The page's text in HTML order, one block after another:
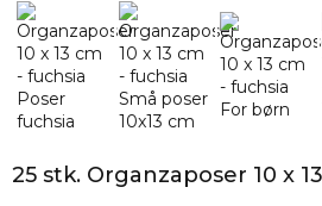
25 stk. Organzaposer 10 x